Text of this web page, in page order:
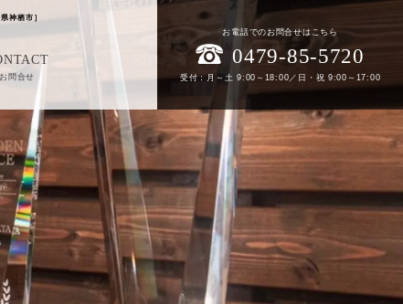
神栖市］
お問合せ
お電話でのお問合せはこちら
0479-85-5720
受付：月～土 9:00～18:00／日・祝 9:00～17:00